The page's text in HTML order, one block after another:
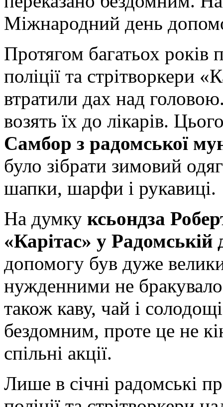
Міжнародний день
Протягом багатьох років
поліції та стрітворкери
втратили дах над
возять їх до лікарів.
Самбор з радомської
було зібрати зимовий
шапки, шарфи і рукавиці.
На думку ксьондза
«Карітас» у Радомській
допомогу був дуже
нужденними не
також каву, чай і
бездомним, проте це не
спільні акції.
Лише в січні радомські